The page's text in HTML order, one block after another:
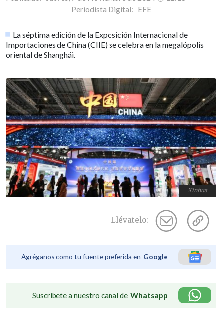
Periodista Digital: EFE
La séptima edición de la Exposición Internacional de
Importaciones de China (CIIE) se celebra en la megalópolis
oriental de Shanghái.
Xinhua
Llévatelo:
Agréganos como tu fuente preferida en Google
Suscríbete a nuestro canal de Whatsapp